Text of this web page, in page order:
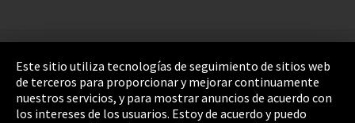
Pie de imprenta
Política de privacidad
Cookie Settings
Este sitio utiliza tecnologías de seguimiento de sitios web
de terceros para proporcionar y mejorar continuamente
nuestros servicios, y para mostrar anuncios de acuerdo con
los intereses de los usuarios. Estoy de acuerdo y puedo